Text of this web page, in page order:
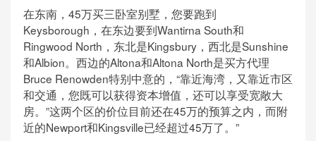
在东南，45万买三卧室别墅，您要跑到
Keysborough，在东边要到Wantirna South和
Ringwood North，东北是Kingsbury，西北是Sunshine
和Albion。西边的Altona和Altona North是买方代理
Bruce Renowden特别中意的，“靠近海湾，又靠近市区
和交通，您既可以获得资本增值，还可以享受宽敞大
房。”这两个区的价位目前还在45万的预算之内，而附
近的Newport和Kingsville已经超过45万了。”